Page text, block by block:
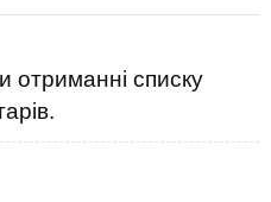
отриманні списку